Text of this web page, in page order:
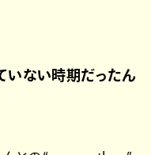
いない時期だったん